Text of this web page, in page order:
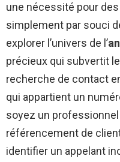
une nécessité pour
simplement par souci
explorer l’univers de l’
précieux qui subvertit
recherche de contact
qui appartient un
soyez un professionnel
référencement de
identifier un appelant